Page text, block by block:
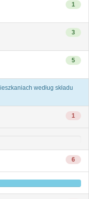
1
3
5
według składu
1
6